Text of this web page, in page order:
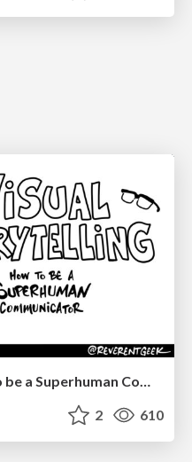
Visual Storytelling: How to be a Superhuman Communicator
2 610